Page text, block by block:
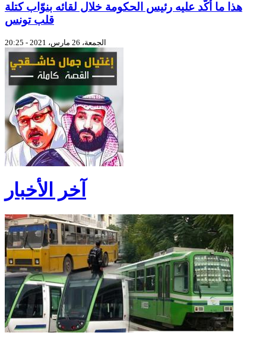
هذا ما أكّد عليه رئيس الحكومة خلال لقائه بنوّاب كتلة
قلب تونس
الجمعة، 26 مارس، 2021 - 20:25
آخر الأخبار